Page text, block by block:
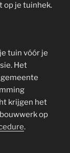
op je tuinhek.
tuin vóór je
Het
krijgen het
op
.